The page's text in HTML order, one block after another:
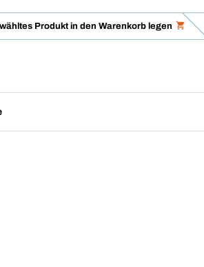
Produkt in den Warenkorb legen